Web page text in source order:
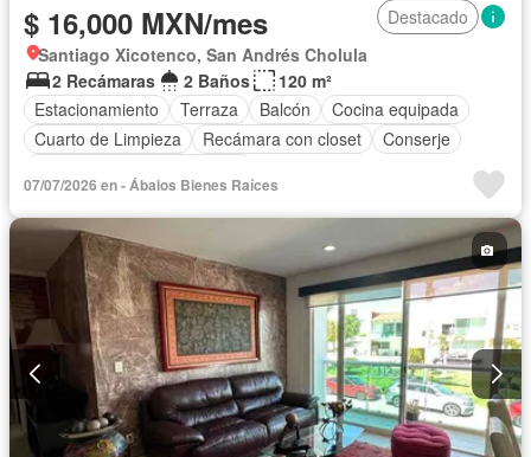
$ 16,000 MXN/mes
Destacado
Santiago Xicotenco, San Andrés Cholula
2 Recámaras
2 Baños
120 m²
Estacionamiento
Terraza Balcón
Cocina equipada
Cuarto de Limpieza
Recámara con closet
Conserje
07/07/2026 en - Ábalos Bienes Raíces